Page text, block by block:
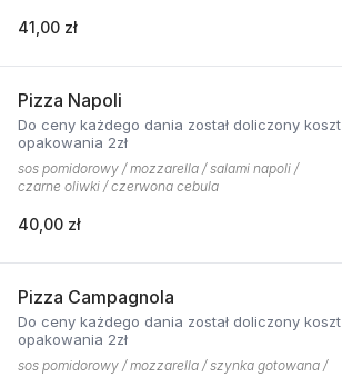
41,00 zł
Pizza Napoli
Do ceny każdego dania został doliczony koszt
opakowania 2zł
sos pomidorowy / mozzarella / salami napoli /
czarne oliwki / czerwona cebula
40,00 zł
Pizza Campagnola
Do ceny każdego dania został doliczony koszt
opakowania 2zł
sos pomidorowy / mozzarella / szynka gotowana /